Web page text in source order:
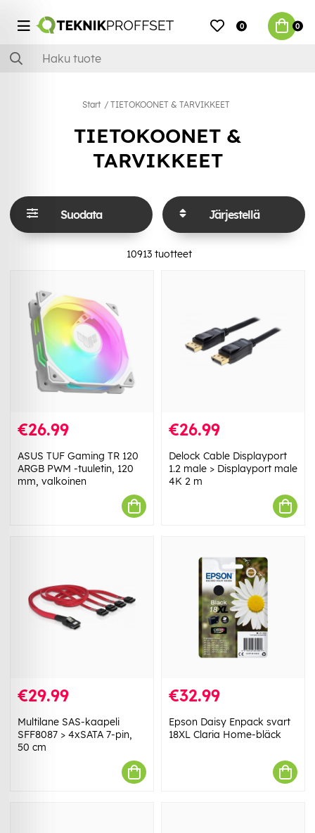
0 0
Start TIETOKOONET & TARVIKKEET
TIETOKOONET &
TARVIKKEET
Suodata Järjestellä
10913tuotteet
€26.99
ASUS TUF Gaming TR 120
ARGB PWM -tuuletin, 120
mm, valkoinen
€26.99
Delock Cable Displayport
1.2 male > Displayport male
4K 2 m
€29.99
Multilane SAS-kaapeli
SFF8087 > 4xSATA 7-pin,
50 cm
€32.99
Epson Daisy Enpack svart
18XL Claria Home-bläck